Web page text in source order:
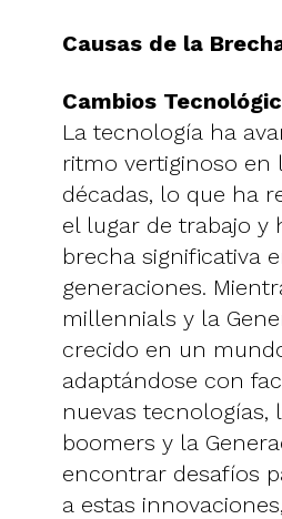
Causas de la
Cambios
La tecnología ha
ritmo vertiginoso en
décadas, lo que ha
el lugar de trabajo y
brecha significativa
generaciones.
millennials y la
crecido en un
adaptándose con
nuevas tecnologías,
boomers y la
encontrar desafíos
a estas